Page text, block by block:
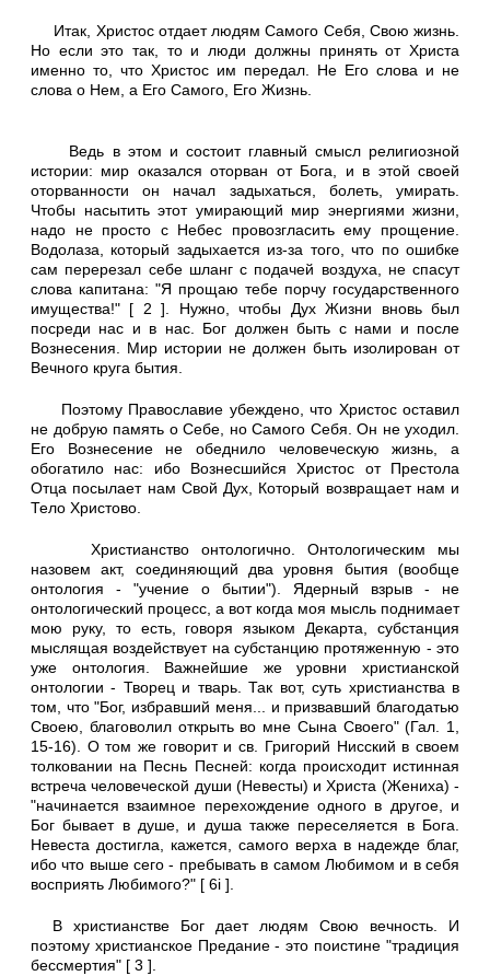
Итак, Христос отдает людям Самого Себя, Свою жизнь.
Но если это так, то и люди должны принять от Христа
именно то, что Христос им передал. Не Его слова и не
слова о Нем, а Его Самого, Его Жизнь.
Ведь в этом и состоит главный смысл религиозной
истории: мир оказался оторван от Бога, и в этой своей
оторванности он начал задыхаться, болеть, умирать.
Чтобы насытить этот умирающий мир энергиями жизни,
надо не просто с Небес провозгласить ему прощение.
Водолаза, который задыхается из-за того, что по ошибке
сам перерезал себе шланг с подачей воздуха, не спасут
слова капитана: "Я прощаю тебе порчу государственного
имущества!" [ 2 ]. Нужно, чтобы Дух Жизни вновь был
посреди нас и в нас. Бог должен быть с нами и после
Вознесения. Мир истории не должен быть изолирован от
Вечного круга бытия.
Поэтому Православие убеждено, что Христос оставил
не добрую память о Себе, но Самого Себя. Он не уходил.
Его Вознесение не обеднило человеческую жизнь, а
обогатило нас: ибо Вознесшийся Христос от Престола
Отца посылает нам Свой Дух, Который возвращает нам и
Тело Христово.
Христианство онтологично. Онтологическим мы
назовем акт, соединяющий два уровня бытия (вообще
онтология - "учение о бытии"). Ядерный взрыв - не
онтологический процесс, а вот когда моя мысль поднимает
мою руку, то есть, говоря языком Декарта, субстанция
мыслящая воздействует на субстанцию протяженную - это
уже онтология. Важнейшие же уровни христианской
онтологии - Творец и тварь. Так вот, суть христианства в
том, что "Бог, избравший меня... и призвавший благодатью
Своею, благоволил открыть во мне Сына Своего" (Гал. 1,
15-16). О том же говорит и св. Григорий Нисский в своем
толковании на Песнь Песней: когда происходит истинная
встреча человеческой души (Невесты) и Христа (Жениха) -
"начинается взаимное перехождение одного в другое, и
Бог бывает в душе, и душа также переселяется в Бога.
Невеста достигла, кажется, самого верха в надежде благ,
ибо что выше сего - пребывать в самом Любимом и в себя
восприять Любимого?" [ 6i ].
В христианстве Бог дает людям Свою вечность. И
поэтому христианское Предание - это поистине "традиция
бессмертия" [ 3 ].